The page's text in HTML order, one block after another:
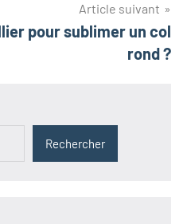
Article suivant
pour sublimer un col
rond ?
Rechercher